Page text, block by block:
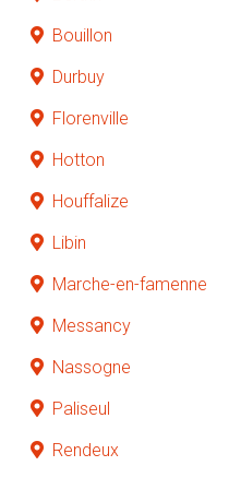
Bouillon
Durbuy
Florenville
Hotton
Houffalize
Libin
Marche-en-famenne
Messancy
Nassogne
Paliseul
Rendeux